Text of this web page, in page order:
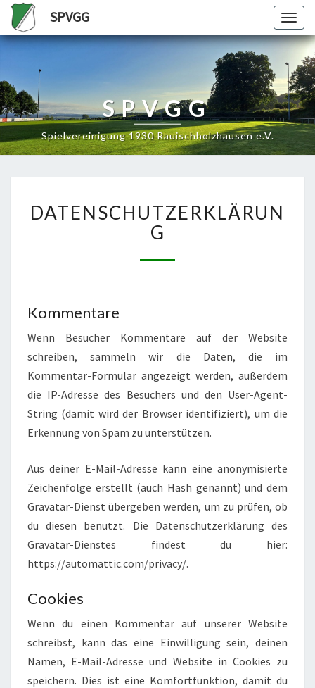
SPVGG
SPVGG
Spielvereinigung 1930 Rauischholzhausen e.V.
DATENSCHUTZERKLÄRUN
G
Kommentare
Wenn Besucher Kommentare auf der Website
schreiben, sammeln wir die Daten, die im
Kommentar-Formular angezeigt werden, außerdem
die IP-Adresse des Besuchers und den User-Agent-
String (damit wird der Browser identifiziert), um die
Erkennung von Spam zu unterstützen.
Aus deiner E-Mail-Adresse kann eine anonymisierte
Zeichenfolge erstellt (auch Hash genannt) und dem
Gravatar-Dienst übergeben werden, um zu prüfen, ob
du diesen benutzt. Die Datenschutzerklärung des
Gravatar-Dienstes findest du hier:
https://automattic.com/privacy/.
Cookies
Wenn du einen Kommentar auf unserer Website
schreibst, kann das eine Einwilligung sein, deinen
Namen, E-Mail-Adresse und Website in Cookies zu
speichern. Dies ist eine Komfortfunktion, damit du